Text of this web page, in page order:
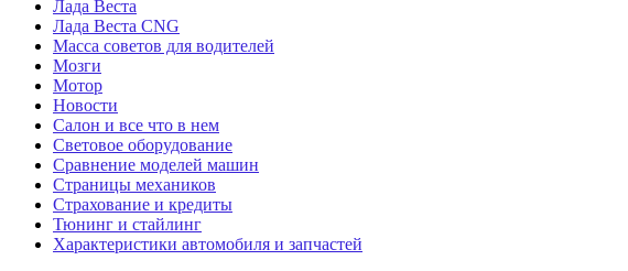
Лада Веста
Лада Веста CNG
Масса советов для водителей
Мозги
Мотор
Новости
Салон и все что в нем
Световое оборудование
Сравнение моделей машин
Страницы механиков
Страхование и кредиты
Тюнинг и стайлинг
Характеристики автомобиля и запчастей